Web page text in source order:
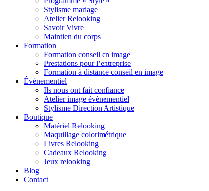
Stylisme mariage
Atelier Relooking
Savoir Vivre
Maintien du corps
Formation
Formation conseil en image
Prestations pour l’entreprise
Formation à distance conseil en image
Événementiel
Ils nous ont fait confiance
Atelier image évènementiel
Stylisme Direction Artistique
Boutique
Matériel Relooking
Maquillage colorimétrique
Livres Relooking
Cadeaux Relooking
Jeux relooking
Blog
Contact